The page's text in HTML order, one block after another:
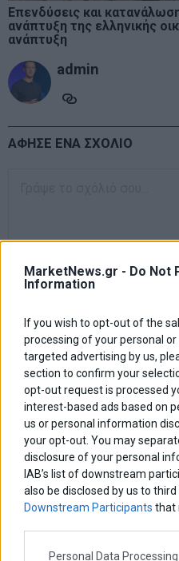
MarketNews.gr - Do Not
Information
If you wish to opt-out of the
processing of your personal
targeted advertising by us,
section to confirm your
opt-out request is processed
interest-based ads based on
us or personal information
your opt-out. You may
disclosure of your personal
IAB’s list of downstream
also be disclosed by us to
Downstream Participants that
Personal Data
Επενδύσεις και
ανάπτυξη της ελληνικής
ανάπτυξη
admin
ΑΦΗΣΕ ΕΝΑ ΣΧΟΛΙΟ
Αποθήκευσε το όνομά μου,
τον πλοηγό για την επόμενη φορά
ΠΡΟΗΓΟΥΜΕΝΟ ΑΡΘΡΟ